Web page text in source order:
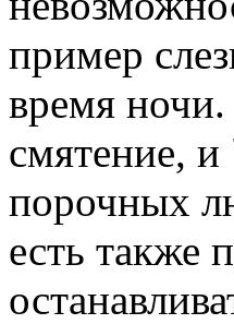
пример
время
смятение,
порочных
есть также